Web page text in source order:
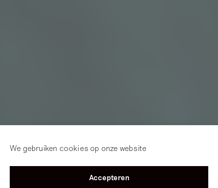
We gebruiken cookies op onze website
Accepteren